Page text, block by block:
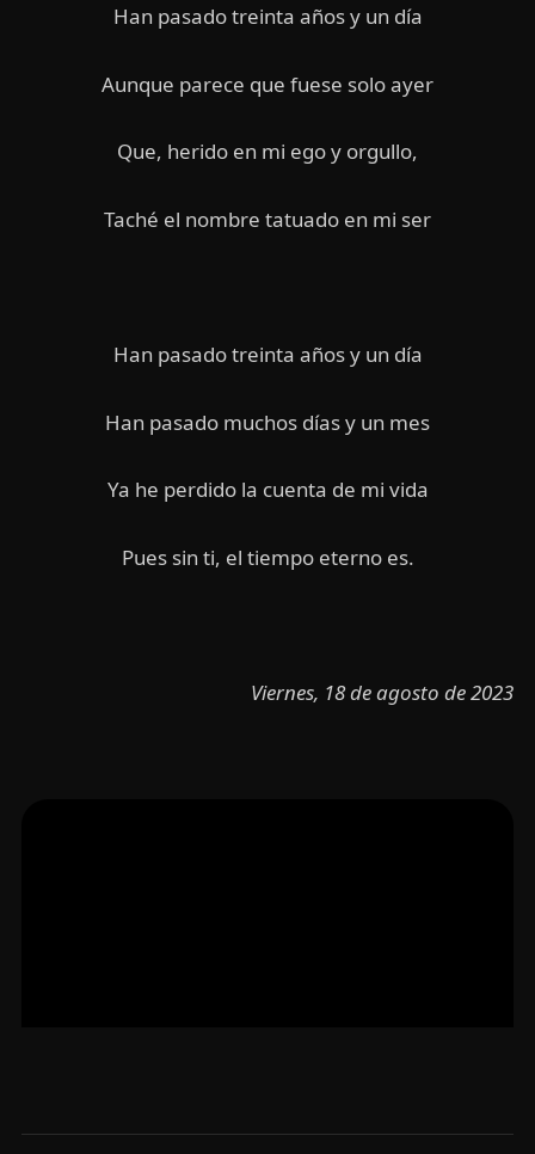
Han pasado treinta años y un día
Aunque parece que fuese solo ayer
Que, herido en mi ego y orgullo,
Taché el nombre tatuado en mi ser
Han pasado treinta años y un día
Han pasado muchos días y un mes
Ya he perdido la cuenta de mi vida
Pues sin ti, el tiempo eterno es.
Viernes, 18 de agosto de 2023